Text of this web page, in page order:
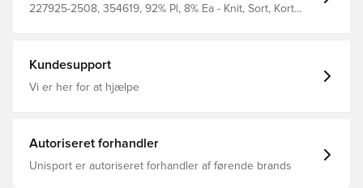
227925-2508, 354619, 92% Pl, 8% Ea - Knit, Sort, Kort
Kundesupport
Vi er her for at hjælpe
Autoriseret forhandler
Unisport er autoriseret forhandler af førende brands